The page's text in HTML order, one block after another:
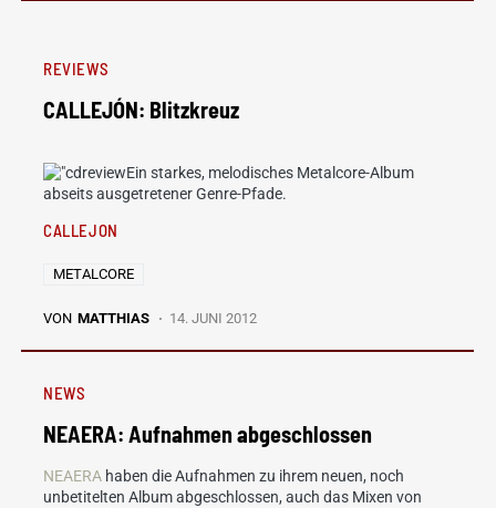
REVIEWS
CALLEJÓN: Blitzkreuz
Ein starkes, melodisches Metalcore-Album
abseits ausgetretener Genre-Pfade.
CALLEJON
METALCORE
VON MATTHIAS 14. JUNI 2012
NEWS
NEAERA: Aufnahmen abgeschlossen
NEAERA haben die Aufnahmen zu ihrem neuen, noch
unbetitelten Album abgeschlossen, auch das Mixen von